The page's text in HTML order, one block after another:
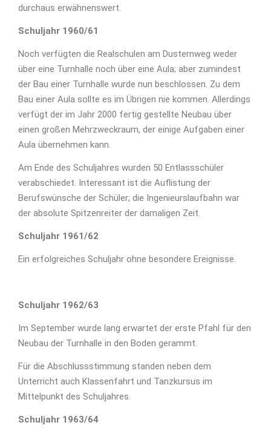
durchaus erwähnenswert.
Schuljahr 1960/61
Noch verfügten die Realschulen am Dusternweg weder
über eine Turnhalle noch über eine Aula; aber zumindest
der Bau einer Turnhalle wurde nun beschlossen. Zu dem
Bau einer Aula sollte es im Übrigen nie kommen. Allerdings
verfügt der im Jahr 2000 fertig gestellte Neubau über
einen großen Mehrzweckraum, der einige Aufgaben einer
Aula übernehmen kann.
Am Ende des Schuljahres wurden 50 Entlassschüler
verabschiedet. Interessant ist die Auflistung der
Berufswünsche der Schüler; die Ingenieurslaufbahn war
der absolute Spitzenreiter der damaligen Zeit.
Schuljahr 1961/62
Ein erfolgreiches Schuljahr ohne besondere Ereignisse.
Schuljahr 1962/63
Im September wurde lang erwartet der erste Pfahl für den
Neubau der Turnhalle in den Boden gerammt.
Für die Abschlussstimmung standen neben dem
Unterricht auch Klassenfahrt und Tanzkursus im
Mittelpunkt des Schuljahres.
Schuljahr 1963/64